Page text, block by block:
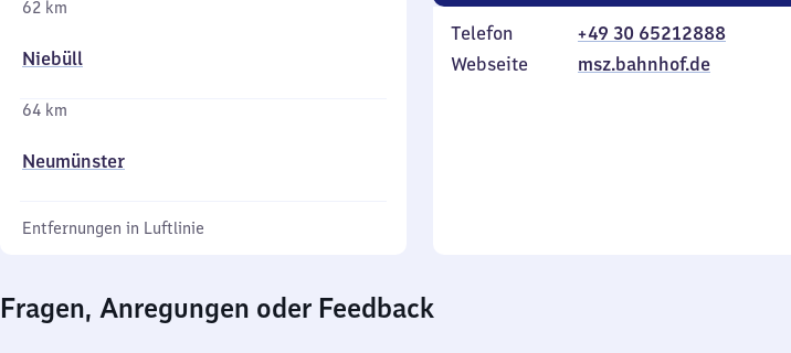
62 km
Niebüll
64 km
Neumünster
Entfernungen in Luftlinie
Telefon
+49 30 65212888
Webseite
msz.bahnhof.de
Fragen, Anregungen oder Feedback